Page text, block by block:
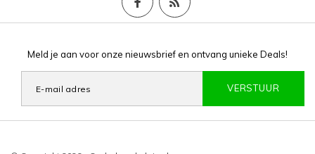
Meld je aan voor onze nieuwsbrief en ontvang unieke Deals!
VERSTUUR